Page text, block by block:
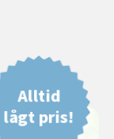
Alltid
lågt pris!